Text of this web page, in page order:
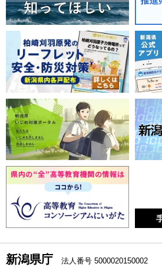
新潟県庁 法人番号 5000020150002